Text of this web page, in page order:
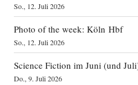
So., 12. Juli 2026
Photo of the week: Köln Hbf
So., 12. Juli 2026
Science Fiction im Juni (und
Do., 9. Juli 2026